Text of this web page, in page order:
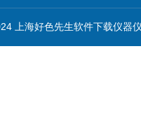
上海好色先生软件下载仪器